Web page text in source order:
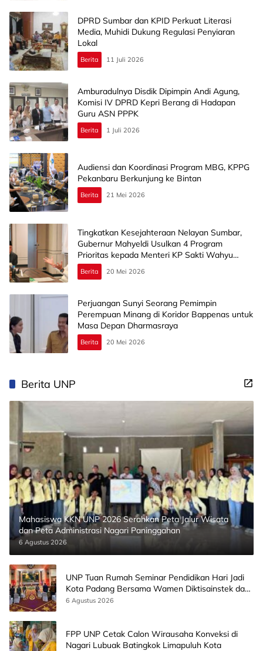
DPRD Sumbar dan KPID Perkuat Literasi
Media, Muhidi Dukung Regulasi Penyiaran
Lokal
Berita 11 Juli 2026
Amburadulnya Disdik Dipimpin Andi Agung,
Komisi IV DPRD Kepri Berang di Hadapan
Guru ASN PPPK
Berita 1 Juli 2026
Audiensi dan Koordinasi Program MBG, KPPG
Pekanbaru Berkunjung ke Bintan
Berita 21 Mei 2026
Tingkatkan Kesejahteraan Nelayan Sumbar,
Gubernur Mahyeldi Usulkan 4 Program
Prioritas kepada Menteri KP Sakti Wahyu
Trenggono
Berita 20 Mei 2026
Perjuangan Sunyi Seorang Pemimpin
Perempuan Minang di Koridor Bappenas untuk
Masa Depan Dharmasraya
Berita 20 Mei 2026
Berita UNP
Mahasiswa KKN UNP 2026 Serahkan Peta Jalur Wisata
dan Peta Administrasi Nagari Paninggahan
6 Agustus 2026
UNP Tuan Rumah Seminar Pendidikan Hari Jadi
Kota Padang Bersama Wamen Diktisainstek dan
CEO EMGS Malaysia
6 Agustus 2026
FPP UNP Cetak Calon Wirausaha Konveksi di
Nagari Lubuak Batingkok Limapuluh Kota